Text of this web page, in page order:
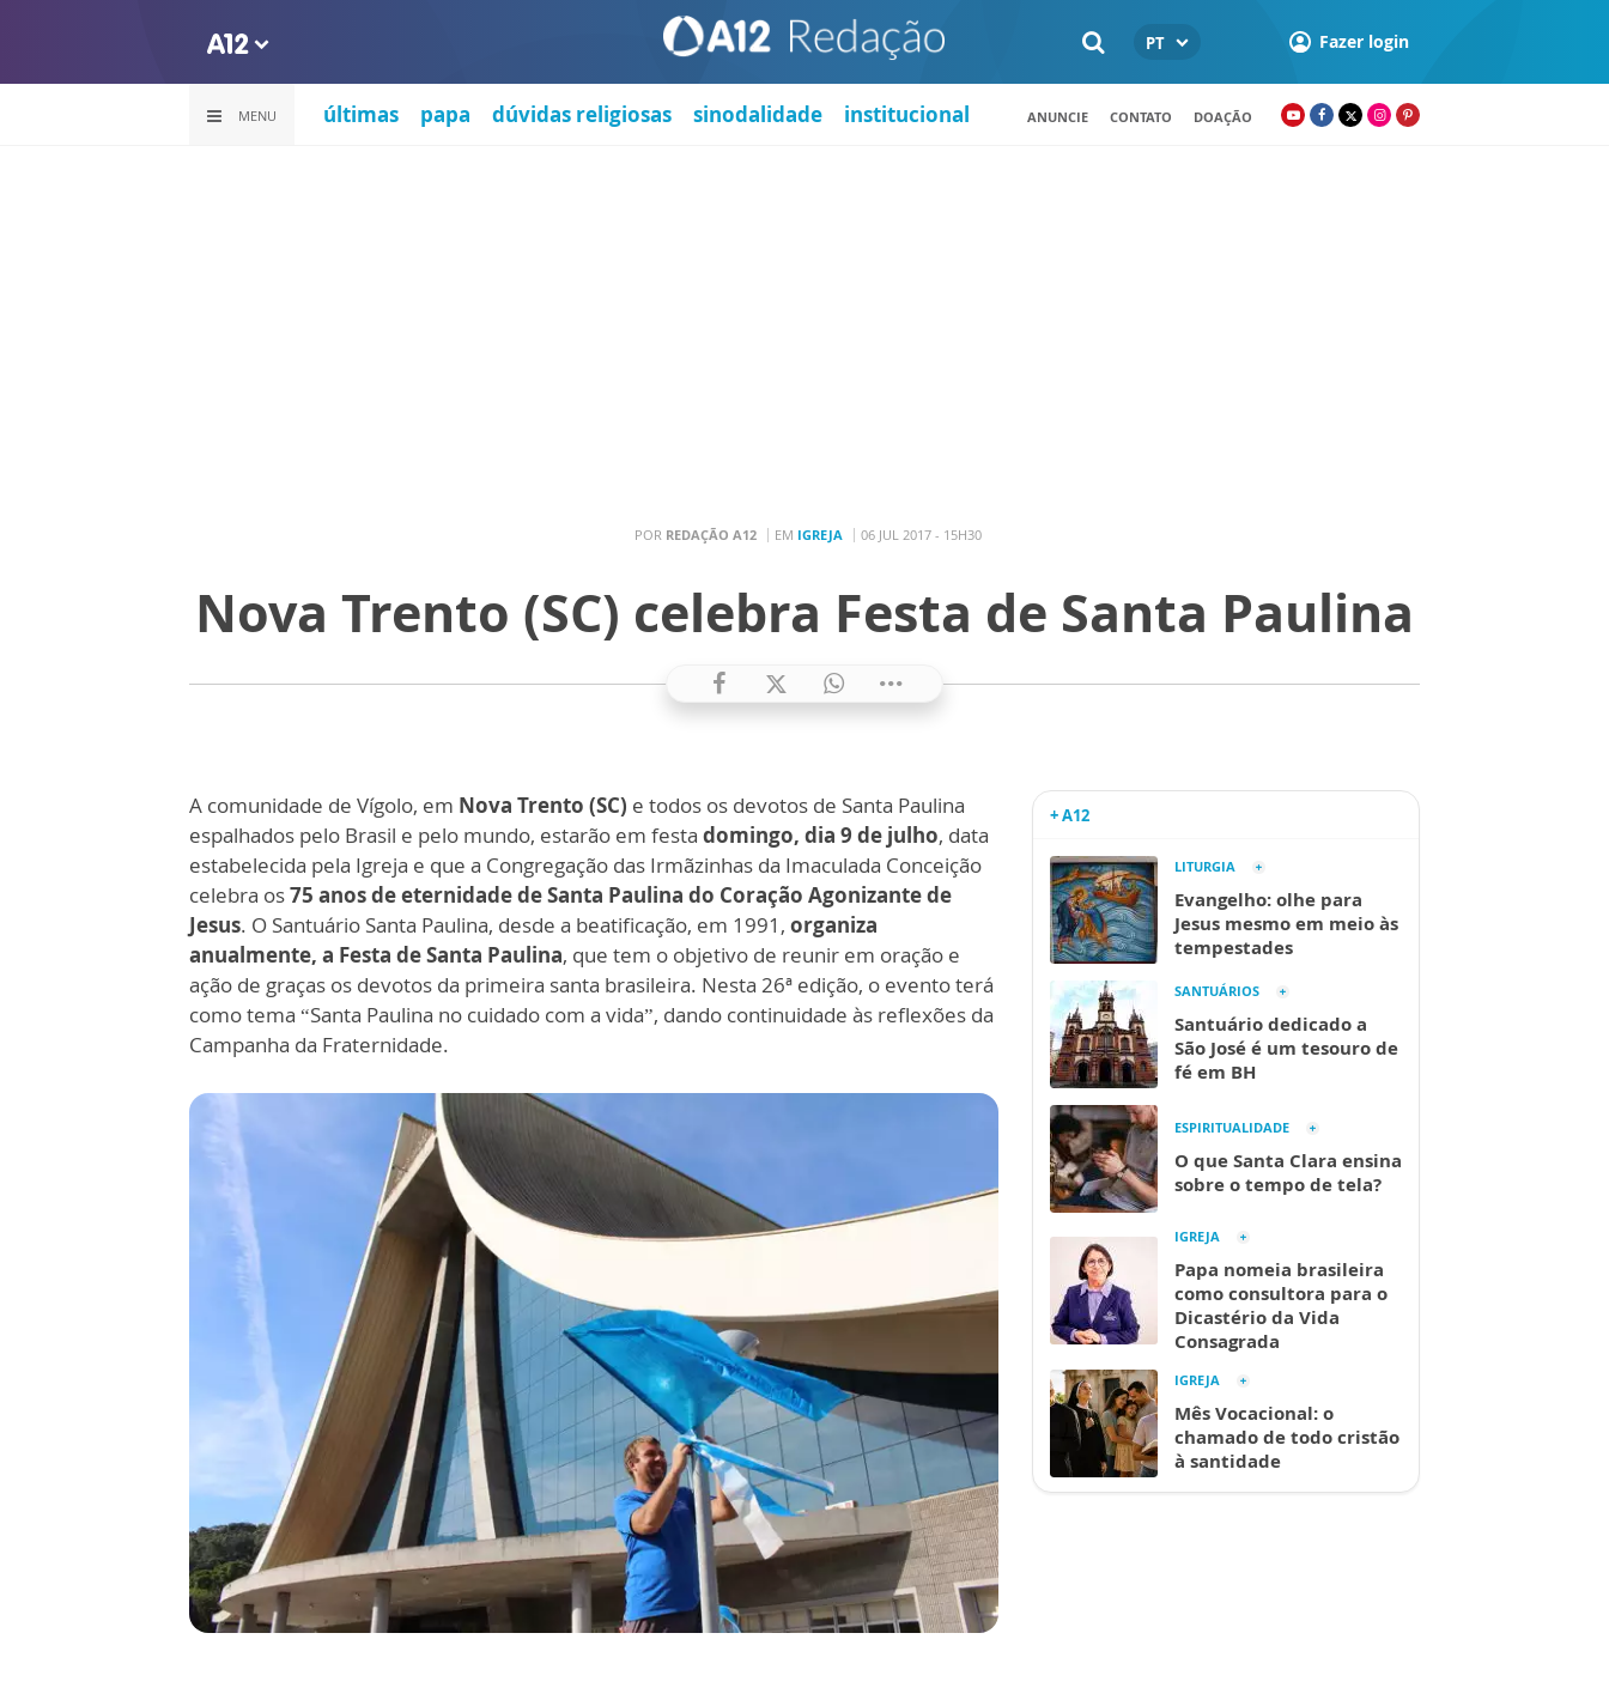
PT Fazer login
MENU últimas papa dúvidas religiosas sinodalidade institucional ANUNCIE CONTATO DOAÇÃO
POR REDAÇÃO A12 EM IGREJA 06 JUL 2017 - 15H30
Nova Trento (SC) celebra Festa de Santa Paulina
A comunidade de Vígolo, em Nova Trento (SC) e todos os devotos de Santa Paulina
espalhados pelo Brasil e pelo mundo, estarão em festa domingo, dia 9 de julho, data
estabelecida pela Igreja e que a Congregação das Irmãzinhas da Imaculada Conceição
celebra os75 anos de eternidade de Santa Paulina do Coração Agonizante de
Jesus. O Santuário Santa Paulina, desde a beatificação, em 1991, organiza
anualmente, a Festa de Santa Paulina, que tem o objetivo de reunir em oração e
ação de graças os devotos da primeira santa brasileira. Nesta 26ª edição, o evento terá
como tema “Santa Paulina no cuidado com a vida”, dando continuidade às reflexões da
Campanha da Fraternidade.
+ A12
LITURGIA
Evangelho: olhe para
Jesus mesmo em meio às
tempestades
SANTUÁRIOS
Santuário dedicado a
São José é um tesouro de
fé em BH
ESPIRITUALIDADE
O que Santa Clara ensina
sobre o tempo de tela?
IGREJA
Papa nomeia brasileira
como consultora para o
Dicastério da Vida
Consagrada
IGREJA
Mês Vocacional: o
chamado de todo cristão
à santidade